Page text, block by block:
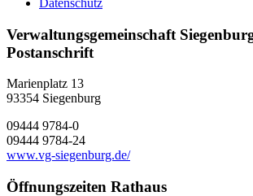
Verwaltungsgemeinschaft
Postanschrift
Marienplatz 13
93354 Siegenburg
09444 9784-0
09444 9784-24
www.vg-siegenburg.de/
Öffnungszeiten Rathaus